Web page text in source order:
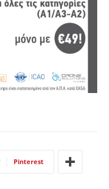
Pinterest